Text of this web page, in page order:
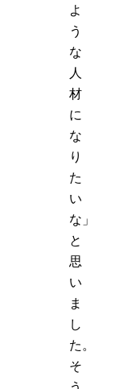
よ
う
な
人
材
に
な
り
た
い
な」
と
思
い
ま
し
た。
そ